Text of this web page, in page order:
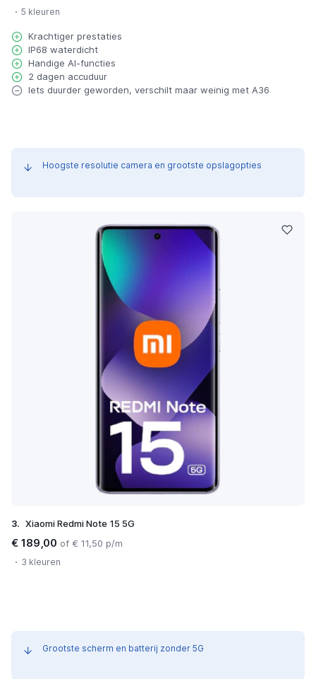
5 kleuren
Krachtiger prestaties
IP68 waterdicht
Handige AI-functies
2 dagen accuduur
Iets duurder geworden, verschilt maar weinig met A36
Hoogste resolutie camera en grootste opslagopties
3. Xiaomi Redmi Note 15 5G
€ 189,00 of € 11,50 p/m
3 kleuren
Grootste scherm en batterij zonder 5G